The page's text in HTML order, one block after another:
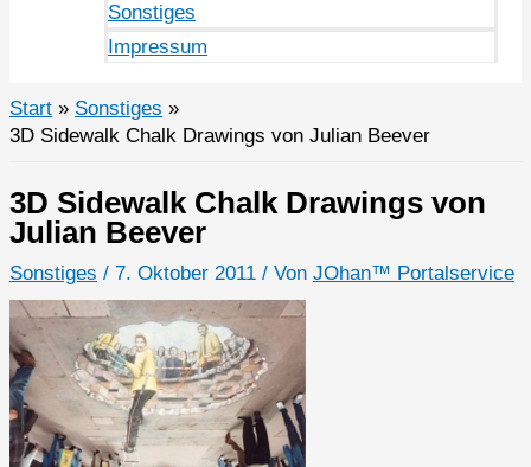
Sonstiges
Impressum
Start
Sonstiges
3D Sidewalk Chalk Drawings von Julian Beever
3D Sidewalk Chalk Drawings von
Julian Beever
Sonstiges / 7. Oktober 2011 / Von JOhan™ Portalservice